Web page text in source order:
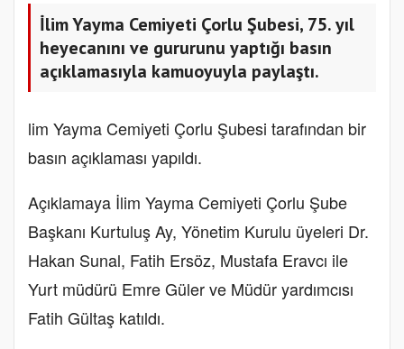
İlim Yayma Cemiyeti Çorlu Şubesi, 75. yıl
heyecanını ve gururunu yaptığı basın
açıklamasıyla kamuoyuyla paylaştı.
lim Yayma Cemiyeti Çorlu Şubesi tarafından bir
basın açıklaması yapıldı.
Açıklamaya İlim Yayma Cemiyeti Çorlu Şube
Başkanı Kurtuluş Ay, Yönetim Kurulu üyeleri Dr.
Hakan Sunal, Fatih Ersöz, Mustafa Eravcı ile
Yurt müdürü Emre Güler ve Müdür yardımcısı
Fatih Gültaş katıldı.